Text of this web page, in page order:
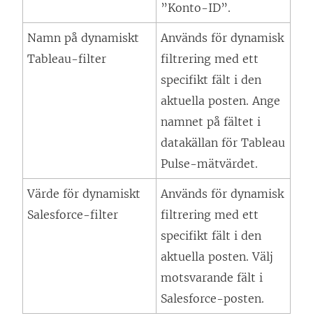
”Konto-ID”.
Namn på dynamiskt
Tableau-filter
Används för dynamisk
filtrering med ett
specifikt fält i den
aktuella posten. Ange
namnet på fältet i
datakällan för Tableau
Pulse-mätvärdet.
Värde för dynamiskt
Salesforce-filter
Används för dynamisk
filtrering med ett
specifikt fält i den
aktuella posten. Välj
motsvarande fält i
Salesforce-posten.